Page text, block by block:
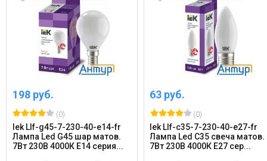
198 руб.
(0)
Iek Llf-g45-7-230-40-e14-fr
Лампа Led G45 шар матов.
7Вт 230В 4000К E14 серия...
63 руб.
(0)
Iek Llf-c35-7-230-40-e27-fr
Лампа Led C35 свеча матов.
7Вт 230В 4000К E27 сер...